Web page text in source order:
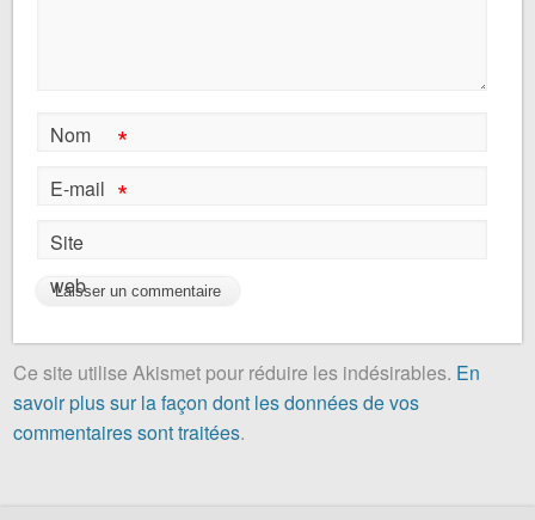
Nom *
E-mail *
Site
web
Ce site utilise Akismet pour réduire les indésirables. En
savoir plus sur la façon dont les données de vos
commentaires sont traitées.